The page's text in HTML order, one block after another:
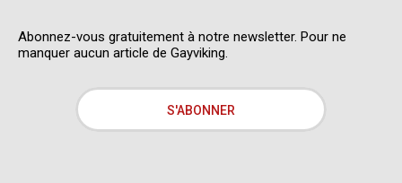
Abonnez-vous gratuitement à notre newsletter. Pour ne
manquer aucun article de Gayviking.
S'ABONNER